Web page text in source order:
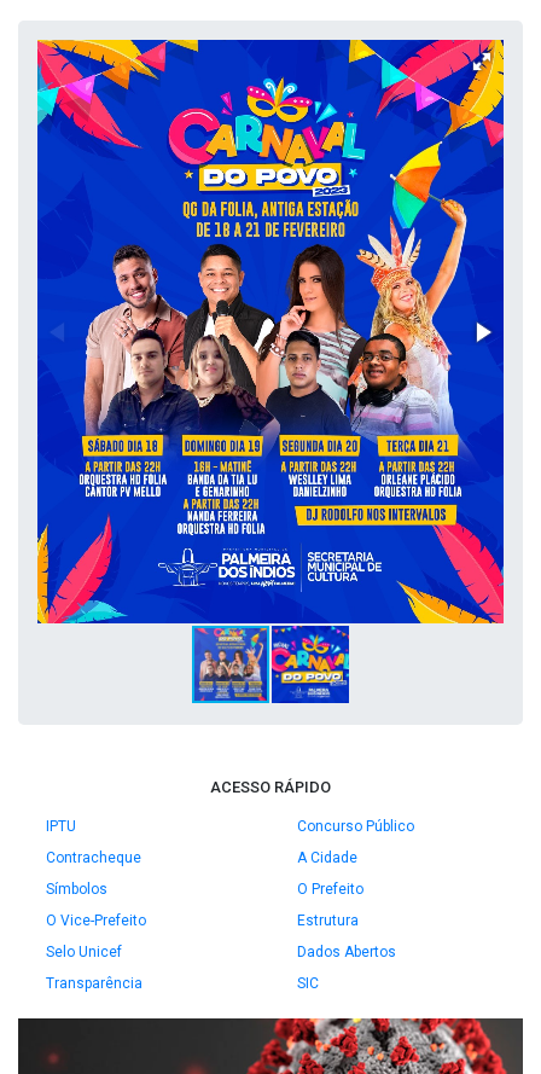
ACESSO RÁPIDO
IPTU
Concurso Público
Contracheque
A Cidade
Símbolos
O Prefeito
O Vice-Prefeito
Estrutura
Selo Unicef
Dados Abertos
Transparência
SIC